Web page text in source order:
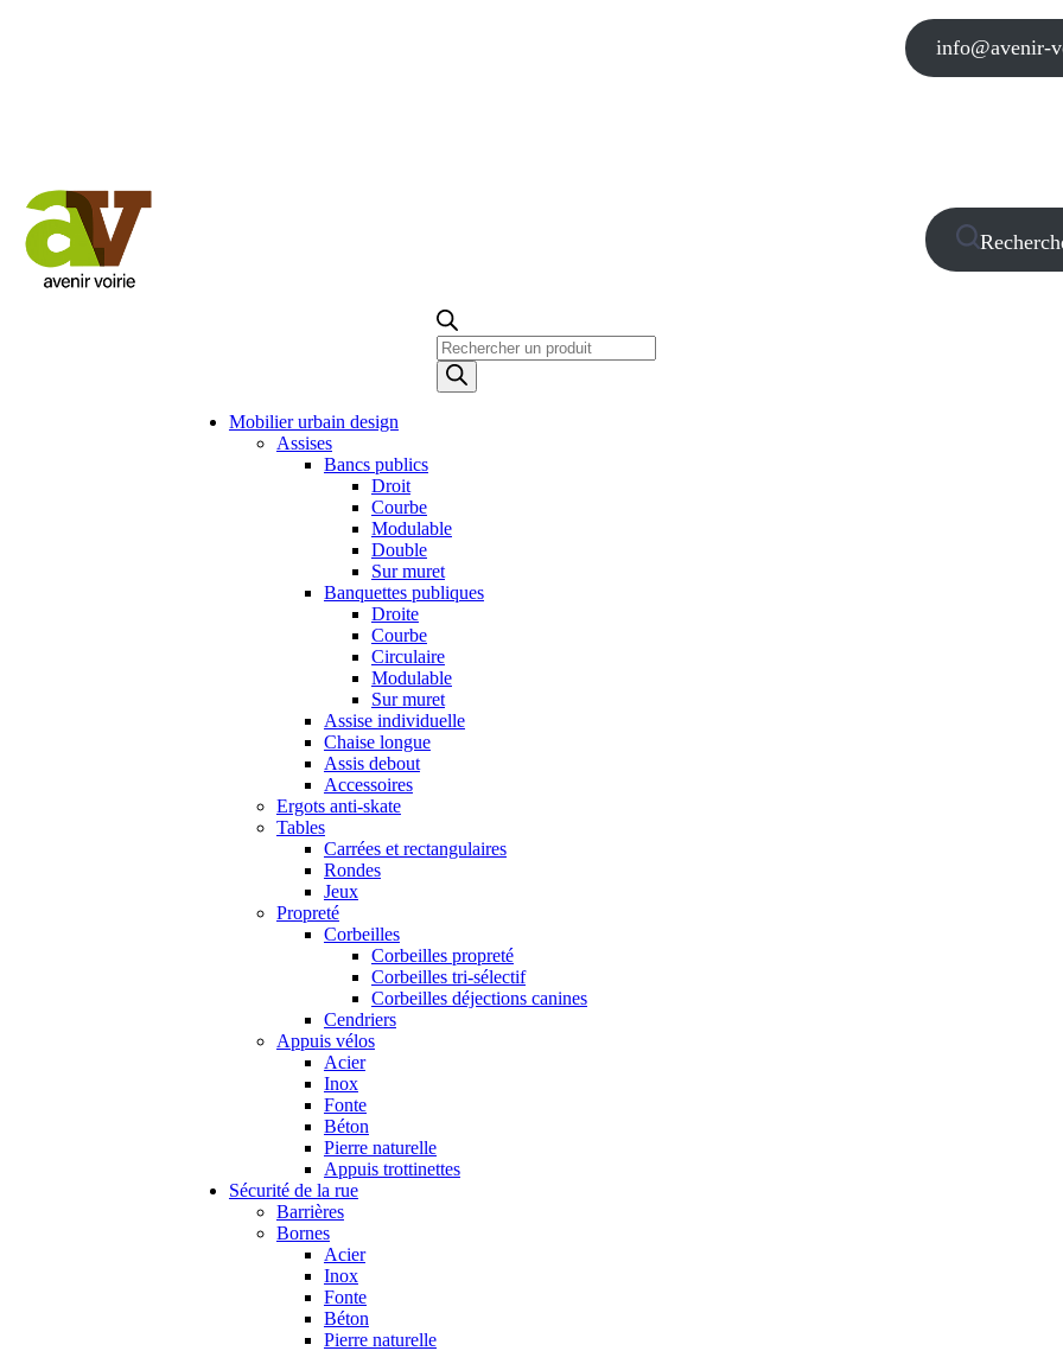
info@avenir-
Recherche
de
produits
Mobilier urbain design
Assises
Bancs publics
Droit
Courbe
Modulable
Double
Sur muret
Banquettes publiques
Droite
Courbe
Circulaire
Modulable
Sur muret
Assise individuelle
Chaise longue
Assis debout
Accessoires
Ergots anti-skate
Tables
Carrées et rectangulaires
Rondes
Jeux
Propreté
Corbeilles
Corbeilles propreté
Corbeilles tri-sélectif
Corbeilles déjections canines
Cendriers
Appuis vélos
Acier
Inox
Fonte
Béton
Pierre naturelle
Appuis trottinettes
Sécurité de la rue
Barrières
Bornes
Acier
Inox
Fonte
Béton
Pierre naturelle